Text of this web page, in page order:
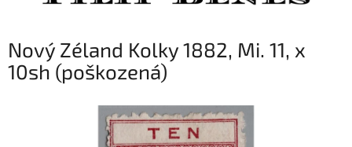
Nový Zéland Kolky 1882, Mi. 11, x
10sh (poškozená)